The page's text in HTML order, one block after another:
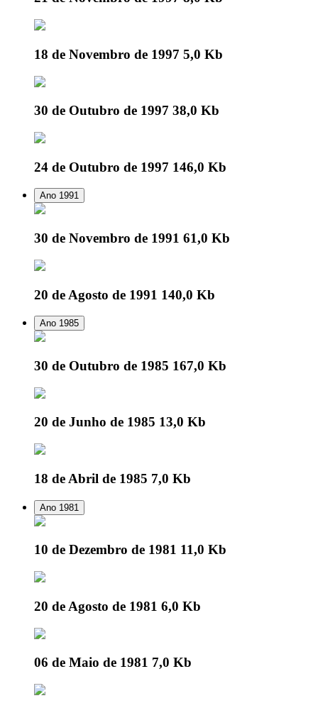
18 de Novembro de 1997 5,0 Kb
30 de Outubro de 1997 38,0 Kb
24 de Outubro de 1997 146,0 Kb
Ano 1991
30 de Novembro de 1991 61,0 Kb
20 de Agosto de 1991 140,0 Kb
Ano 1985
30 de Outubro de 1985 167,0 Kb
20 de Junho de 1985 13,0 Kb
18 de Abril de 1985 7,0 Kb
Ano 1981
10 de Dezembro de 1981 11,0 Kb
20 de Agosto de 1981 6,0 Kb
06 de Maio de 1981 7,0 Kb